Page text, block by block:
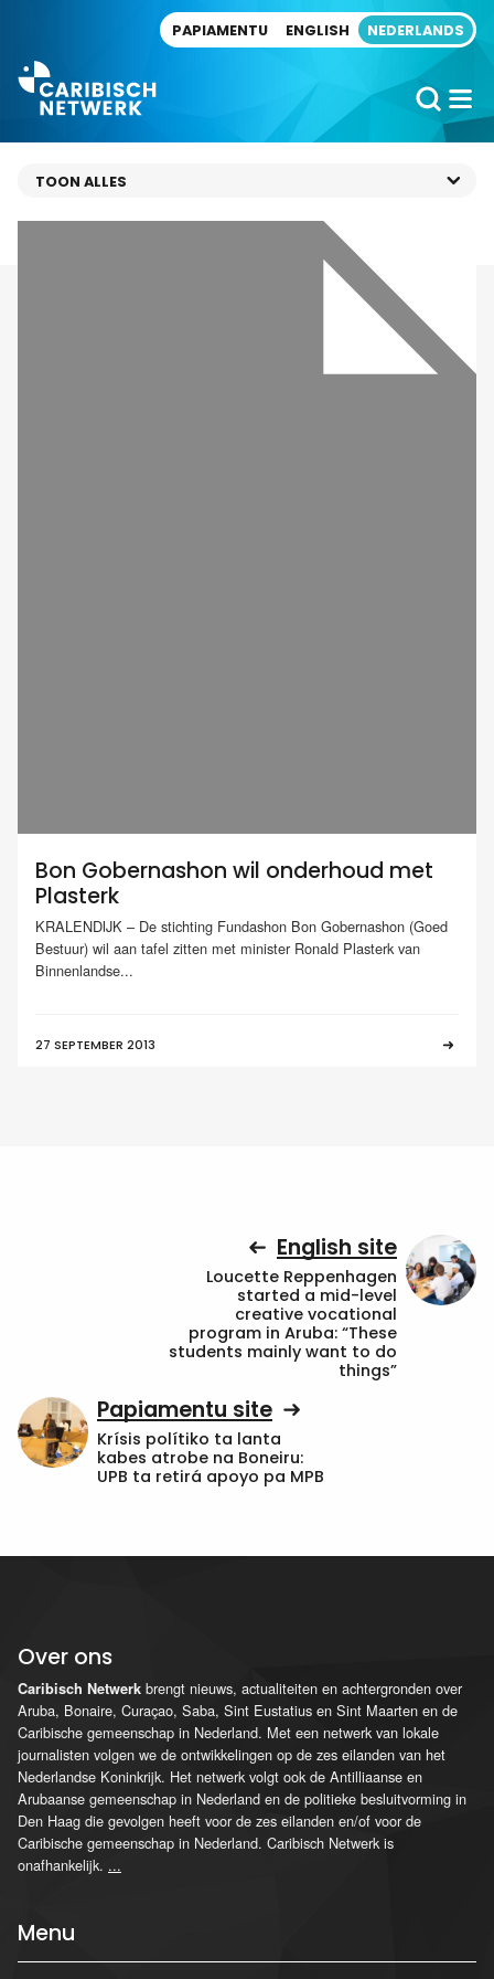
PAPIAMENTU ENGLISH NEDERLANDS
Bon Gobernashon wil onderhoud met
Plasterk
KRALENDIJK – De stichting Fundashon Bon Gobernashon (Goed
Bestuur) wil aan tafel zitten met minister Ronald Plasterk van
Binnenlandse...
27 SEPTEMBER 2013
English site
Loucette Reppenhagen
started a mid-level
creative vocational
program in Aruba: “These
students mainly want to do
things”
Papiamentu site
Krísis polítiko ta lanta
kabes atrobe na Boneiru:
UPB ta retirá apoyo pa MPB
Over ons
Caribisch Netwerk brengt nieuws, actualiteiten en achtergronden over
Aruba, Bonaire, Curaçao, Saba, Sint Eustatius en Sint Maarten en de
Caribische gemeenschap in Nederland. Met een netwerk van lokale
journalisten volgen we de ontwikkelingen op de zes eilanden van het
Nederlandse Koninkrijk. Het netwerk volgt ook de Antilliaanse en
Arubaanse gemeenschap in Nederland en de politieke besluitvorming in
Den Haag die gevolgen heeft voor de zes eilanden en/of voor de
Caribische gemeenschap in Nederland. Caribisch Netwerk is
onafhankelijk. ...
Menu